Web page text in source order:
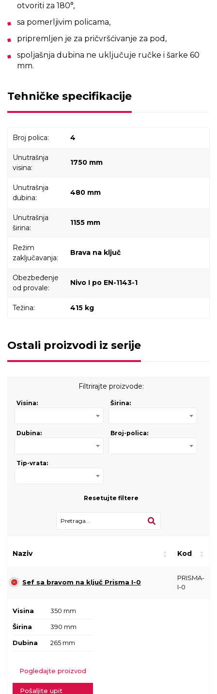
otvoriti za 180°,
sa pomerljivim policama,
pripremljen je za pričvršćivanje za pod,
spoljašnja dubina ne uključuje ručke i šarke 60
mm.
Tehničke specifikacije
Broj polica: 4
Unutrašnja
visina:
1750 mm
Unutrašnja
dubina:
480 mm
Unutrašnja
širina:
1155 mm
Režim
zaključavanja:
Brava na ključ
Obezbeđenje
od provale:
Nivo I po EN-1143-1
Težina: 415 kg
Ostali proizvodi iz serije
Filtrirajte proizvode:
Visina: Širina:
Dubina: Broj-polica:
Tip-vrata:
Resetujte filtere
Naziv Kod
Sef sa bravom na ključ Prisma I-0
PRISMA-
I-0
Visina 350 mm
Širina 390 mm
Dubina 265 mm
Pogledajte proizvod
Pošaljite upit